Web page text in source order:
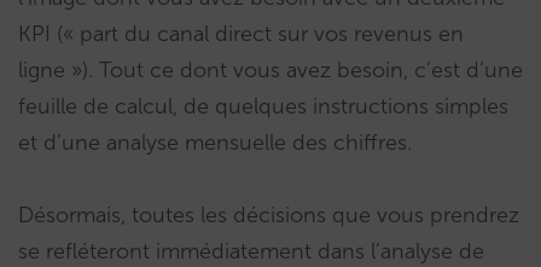
KPI (« part du canal direct sur vos revenus en
ligne »). Tout ce dont vous avez besoin, c’est d’une
feuille de calcul, de quelques instructions simples
et d’une analyse mensuelle des chiffres.
Désormais, toutes les décisions que vous prendrez
se refléteront immédiatement dans l’analyse de